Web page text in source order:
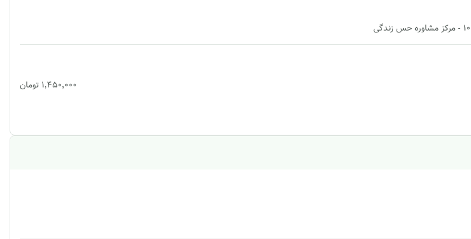
۱٬۴۵۰٬۰۰۰ تومان